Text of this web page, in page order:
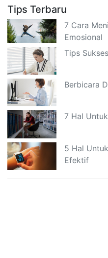
Tips Terbaru
7 Cara
Emosional
Tips
Berbicara
7 Hal
5 Hal
Efektif